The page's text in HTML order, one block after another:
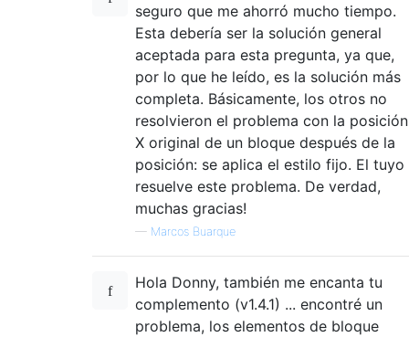
seguro que me ahorró mucho tiempo.
Esta debería ser la solución general
aceptada para esta pregunta, ya que,
por lo que he leído, es la solución más
completa. Básicamente, los otros no
resolvieron el problema con la posición
X original de un bloque después de la
posición: se aplica el estilo fijo. El tuyo
resuelve este problema. De verdad,
muchas gracias!
— Marcos Buarque
Hola Donny, también me encanta tu
complemento (v1.4.1) ... encontré un
problema, los elementos de bloque